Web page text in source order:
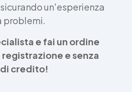
un'esperienza
problemi.
e fai un ordine
e senza
credito!